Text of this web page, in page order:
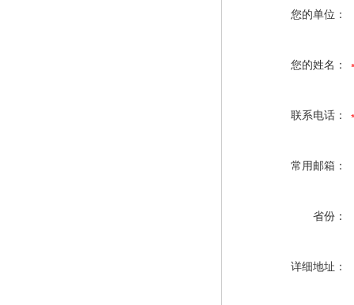
您的单位：
您的姓名：
联系电话：
常用邮箱：
省份：
详细地址：